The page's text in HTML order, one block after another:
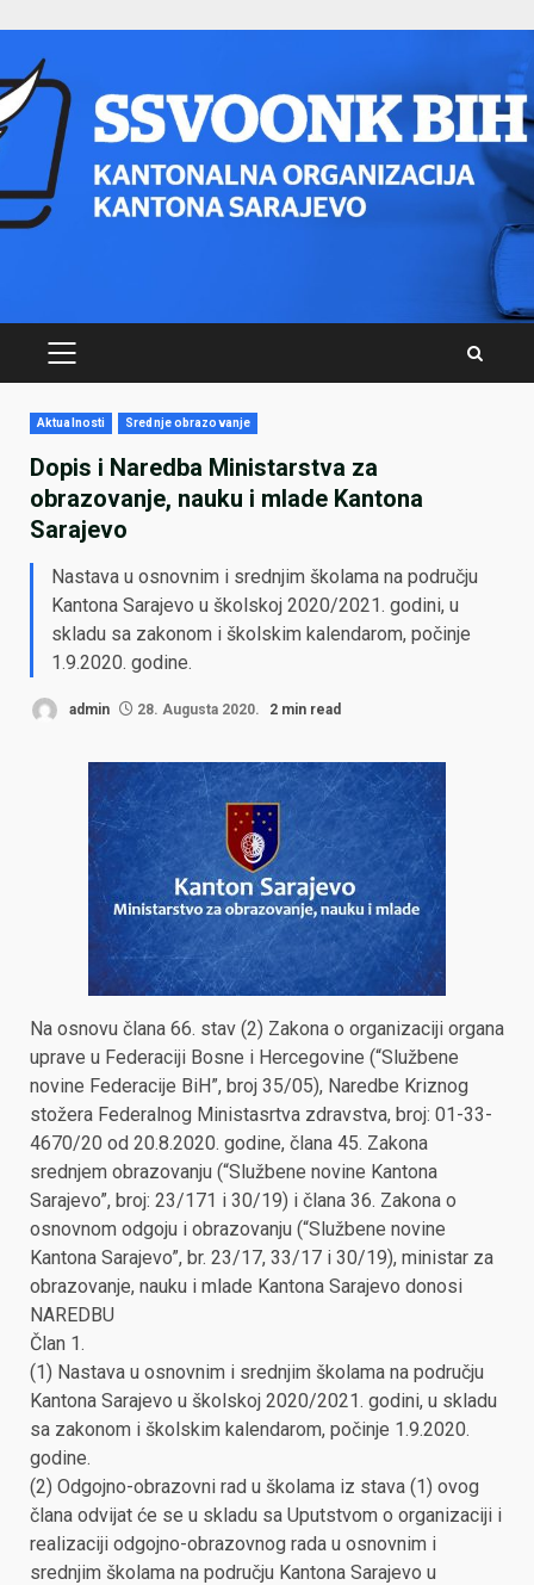
content
PRIMARY
Aktualnosti Srednje obrazovanje
Dopis i Naredba Ministarstva za
obrazovanje, nauku i mlade Kantona
Sarajevo
Nastava u osnovnim i srednjim školama na području
Kantona Sarajevo u školskoj 2020/2021. godini, u
skladu sa zakonom i školskim kalendarom, počinje
1.9.2020. godine.
admin 28. Augusta 2020. 2 min read
Na osnovu člana 66. stav (2) Zakona o organizaciji organa
uprave u Federaciji Bosne i Hercegovine (“Službene
novine Federacije BiH”, broj 35/05), Naredbe Kriznog
stožera Federalnog Ministasrtva zdravstva, broj: 01-33-
4670/20 od 20.8.2020. godine, člana 45. Zakona
srednjem obrazovanju (“Službene novine Kantona
Sarajevo”, broj: 23/171 i 30/19) i člana 36. Zakona o
osnovnom odgoju i obrazovanju (“Službene novine
Kantona Sarajevo”, br. 23/17, 33/17 i 30/19), ministar za
obrazovanje, nauku i mlade Kantona Sarajevo donosi
NAREDBU
Član 1.
(1) Nastava u osnovnim i srednjim školama na području
Kantona Sarajevo u školskoj 2020/2021. godini, u skladu
sa zakonom i školskim kalendarom, počinje 1.9.2020.
godine.
(2) Odgojno-obrazovni rad u školama iz stava (1) ovog
člana odvijat će se u skladu sa Uputstvom o organizaciji i
realizaciji odgojno-obrazovnog rada u osnovnim i
srednjim školama na području Kantona Sarajevo u